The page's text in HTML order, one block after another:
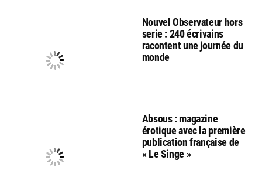
Nouvel Observateur hors
serie : 240 écrivains
racontent une journée du
monde
Absous : magazine
érotique avec la première
publication française de
« Le Singe »